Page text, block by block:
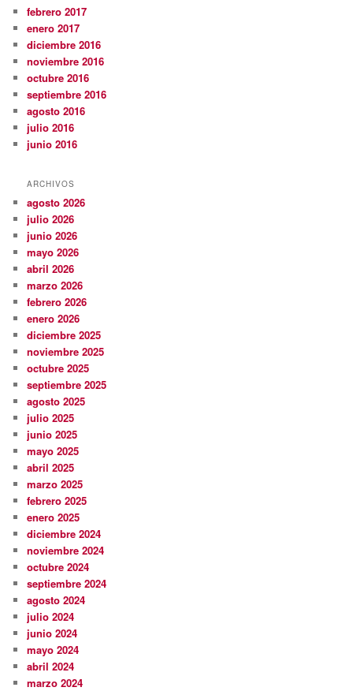
febrero 2017
enero 2017
diciembre 2016
noviembre 2016
octubre 2016
septiembre 2016
agosto 2016
julio 2016
junio 2016
ARCHIVOS
agosto 2026
julio 2026
junio 2026
mayo 2026
abril 2026
marzo 2026
febrero 2026
enero 2026
diciembre 2025
noviembre 2025
octubre 2025
septiembre 2025
agosto 2025
julio 2025
junio 2025
mayo 2025
abril 2025
marzo 2025
febrero 2025
enero 2025
diciembre 2024
noviembre 2024
octubre 2024
septiembre 2024
agosto 2024
julio 2024
junio 2024
mayo 2024
abril 2024
marzo 2024